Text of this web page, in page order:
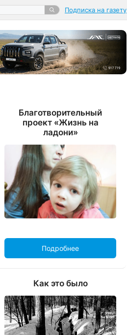
Подписка на газету
Благотворительный
проект «Жизнь на
ладони»
Подробнее
Как это было